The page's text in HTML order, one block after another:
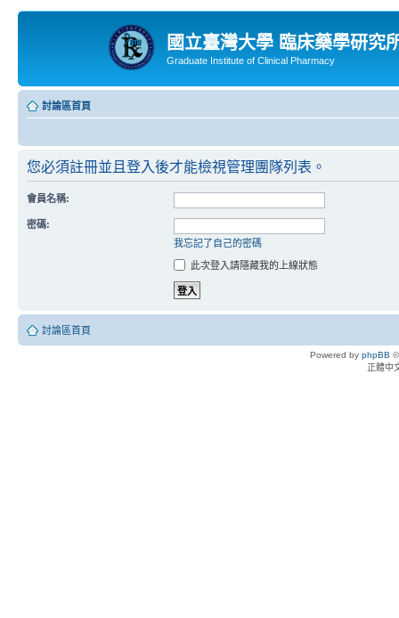
國立臺灣大學 臨床藥學研究
Graduate Institute of Clinical Pharmacy
討論區首頁
您必須註冊並且登入後才能檢視管理團隊列表。
會員名稱:
密碼:
我忘記了自己的密碼
此次登入請隱藏我的上線狀態
討論區首頁
Powered by phpBB
正體中